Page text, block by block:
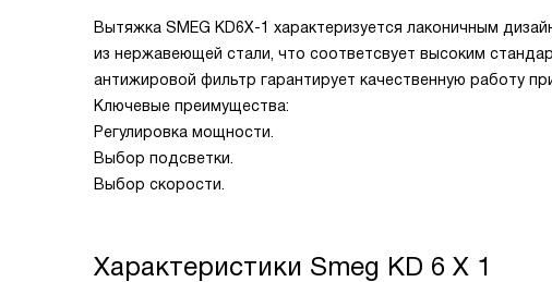
Вытяжка SMEG KD6X-1 характеризуется лаконичным
из нержавеющей стали, что соответсвует высоким
антижировой фильтр гарантирует качественную работу
Ключевые преимущества:
Регулировка мощности.
Выбор подсветки.
Выбор скорости.
Характеристики Smeg KD 6 X 1